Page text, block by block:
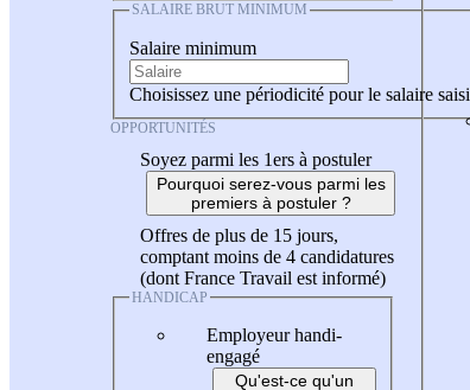
SALAIRE BRUT MINIMUM
Salaire minimum
Choisissez une périodicité pour le salaire saisi
OPPORTUNITÉS
Soyez parmi les 1ers à postuler
Pourquoi serez-vous parmi les
premiers à postuler ?
Offres de plus de 15 jours,
comptant moins de 4 candidatures
(dont France Travail est informé)
HANDICAP
Employeur handi-
engagé
Qu'est-ce qu'un